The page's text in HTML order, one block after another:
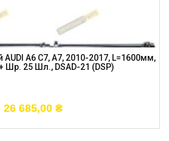
A6 C7, A7, 2010-2017, L=1600мм,
Шр. 25 Шл., DSAD-21 (DSP)
26 685,00 ₴